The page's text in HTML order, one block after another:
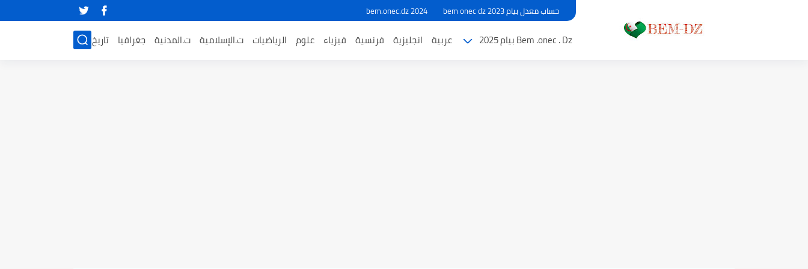
حساب معدل بيام 2023 bem onec dz bem.onec.dz 2024
Bem .onec . Dz بيام 2025 عربية انجليزية فرنسية فيزياء علوم الرياضيات ت.الإسلامية ت.المدنية جغرافيا تاريخ